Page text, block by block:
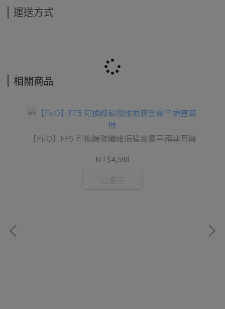
運送方式
相關商品
【FiiO】FF5 可換線碳纖維振膜金屬平頭塞耳機
NT$4,580